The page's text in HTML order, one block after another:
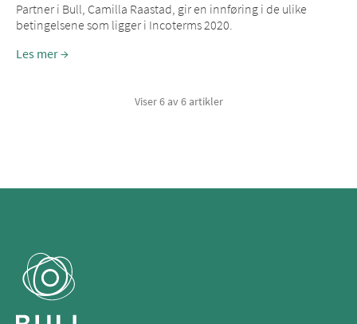
Partner i Bull, Camilla Raastad, gir en innføring i de ulike
betingelsene som ligger i Incoterms 2020.
Les mer
Viser 6 av 6 artikler